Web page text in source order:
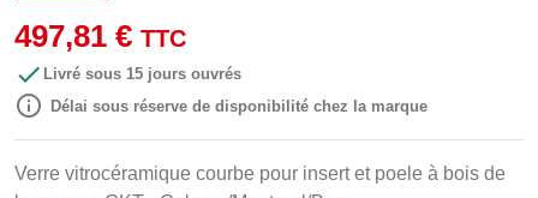
497,81 € TTC
 Livré sous 15 jours ouvrés
 Délai sous réserve de disponibilité chez la marque
Verre vitrocéramique courbe pour insert et poele à bois de